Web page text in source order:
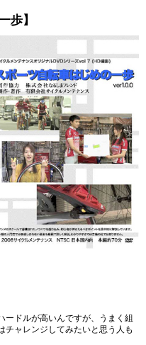
歩】
ードルが高いんですが、うまく組
チャレンジしてみたいと思う人も